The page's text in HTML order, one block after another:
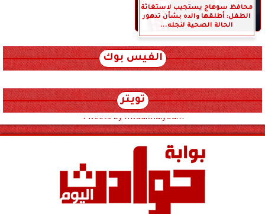
محافظ سوهاج يستجيب لاستغاثة
الطفل: أطلقها والده بشأن تدهور
الحالة الصحية لنجله...
الفيس بوك
تويتر
Tweets by hwadithalyoum